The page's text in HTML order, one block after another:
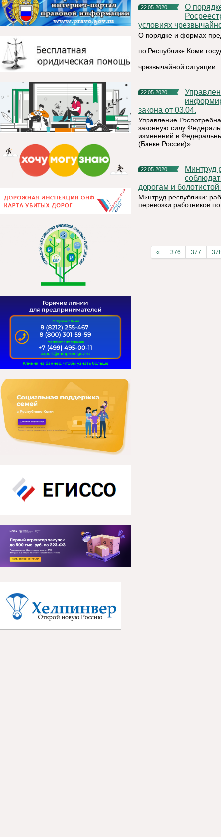
22.05.2020
О порядке и формах предоставления Управлением
условиях
О порядке и формах
по Республике Коми
чрезвычайной ситуации
22.05.2020
Управление Роспотребнадзора по Республике Коми
закона от 03.04.
Управление
законную силу
изменений в
(Банке России)».
22.05.2020
Минтруд республики: работодатели должны неукоснительно
дорогам и
Минтруд республики:
перевозки работников
« 376 377